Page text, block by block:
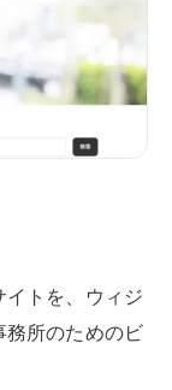
トを、ウィジ
務所のためのビ